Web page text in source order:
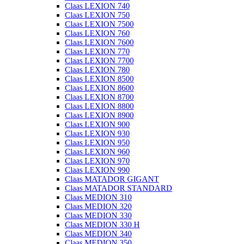
Claas LEXION 740
Claas LEXION 750
Claas LEXION 7500
Claas LEXION 760
Claas LEXION 7600
Claas LEXION 770
Claas LEXION 7700
Claas LEXION 780
Claas LEXION 8500
Claas LEXION 8600
Claas LEXION 8700
Claas LEXION 8800
Claas LEXION 8900
Claas LEXION 900
Claas LEXION 930
Claas LEXION 950
Claas LEXION 960
Claas LEXION 970
Claas LEXION 990
Claas MATADOR GIGANT
Claas MATADOR STANDARD
Claas MEDION 310
Claas MEDION 320
Claas MEDION 330
Claas MEDION 330 H
Claas MEDION 340